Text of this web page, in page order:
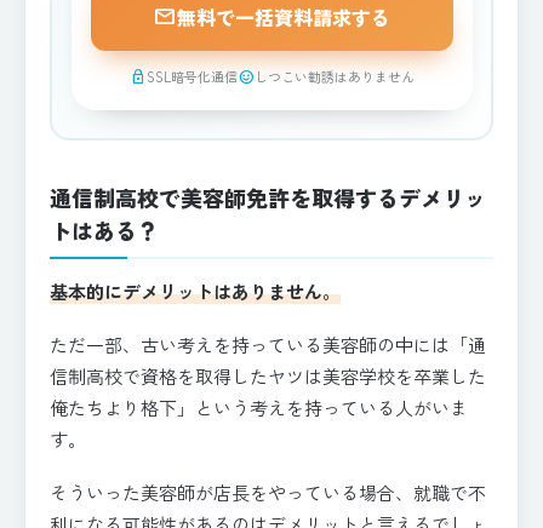
mail無料で一括資料請求する
lock SSL暗号化通信sentiment_satisfied しつこい勧誘はありません
通信制高校で美容師免許を取得するデメリッ
トはある？
基本的にデメリットはありません。
ただ一部、古い考えを持っている美容師の中には「通
信制高校で資格を取得したヤツは美容学校を卒業した
俺たちより格下」という考えを持っている人がいま
す。
そういった美容師が店長をやっている場合、就職で不